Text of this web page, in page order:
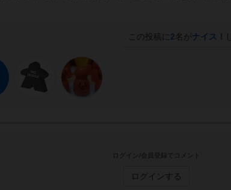
この投稿に 2名がナイス！
ログイン/会員登録でコメント
ログインする